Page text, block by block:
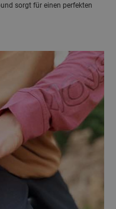
sorgt für einen perfekten